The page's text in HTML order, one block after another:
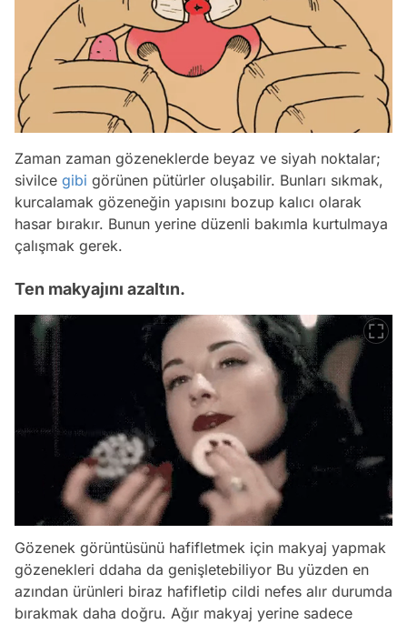
Zaman zaman gözeneklerde beyaz ve siyah noktalar;
sivilce gibi görünen pütürler oluşabilir. Bunları sıkmak,
kurcalamak gözeneğin yapısını bozup kalıcı olarak
hasar bırakır. Bunun yerine düzenli bakımla kurtulmaya
çalışmak gerek.
Ten makyajını azaltın.
Gözenek görüntüsünü hafifletmek için makyaj yapmak
gözenekleri ddaha da genişletebiliyor Bu yüzden en
azından ürünleri biraz hafifletip cildi nefes alır durumda
bırakmak daha doğru. Ağır makyaj yerine sadece